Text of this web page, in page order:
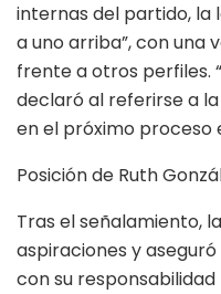
internas del partido, la
a uno arriba”, con una
frente a otros perfiles.
declaró al referirse a
en el próximo proceso
Posición de Ruth
Tras el señalamiento,
aspiraciones y
con su